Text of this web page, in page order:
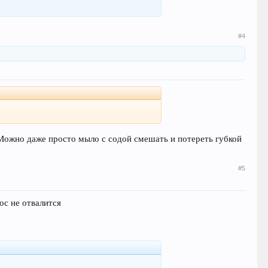
#4
даже просто мыло с содой смешать и потереть губкой
#5
не отвалится